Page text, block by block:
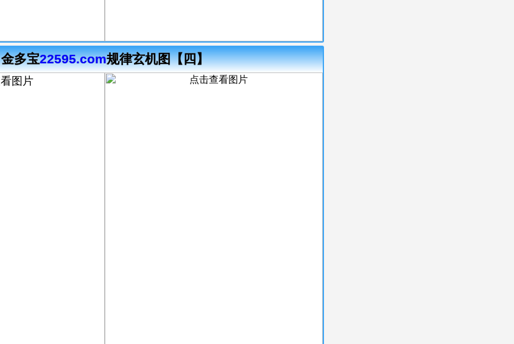
金多宝22595.com规律玄机图【四】